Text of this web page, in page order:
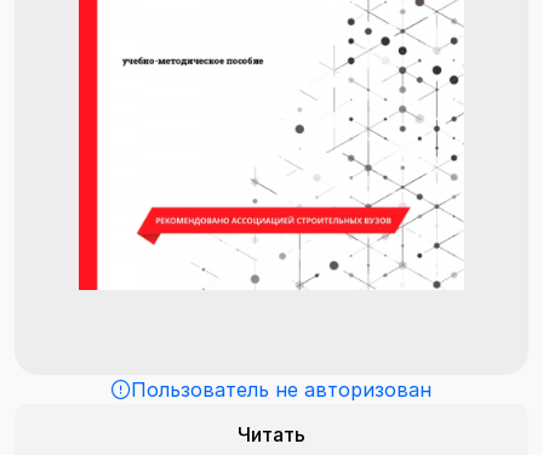
Пользователь не авторизован
Читать